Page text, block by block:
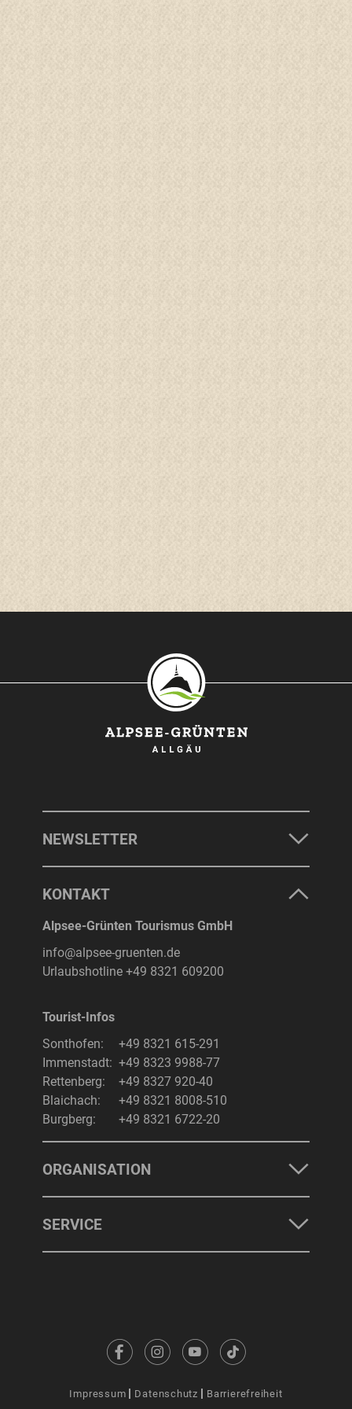
NEWSLETTER
KONTAKT
Alpsee-Grünten Tourismus GmbH
info@alpsee-gruenten.de
Urlaubshotline +49 8321 609200
Tourist-Infos
Sonthofen:
+49 8321 615-291
Immenstadt: +49 8323 9988-77
Rettenberg:
+49 8327 920-40
Blaichach:
+49 8321 8008-510
Burgberg:
+49 8321 6722-20
ORGANISATION
SERVICE
Impressum Datenschutz Barrierefreiheit